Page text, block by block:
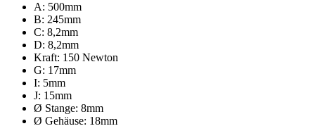
A: 500mm
B: 245mm
C: 8,2mm
D: 8,2mm
Kraft: 150 Newton
G: 17mm
I: 5mm
J: 15mm
Ø Stange: 8mm
Ø Gehäuse: 18mm